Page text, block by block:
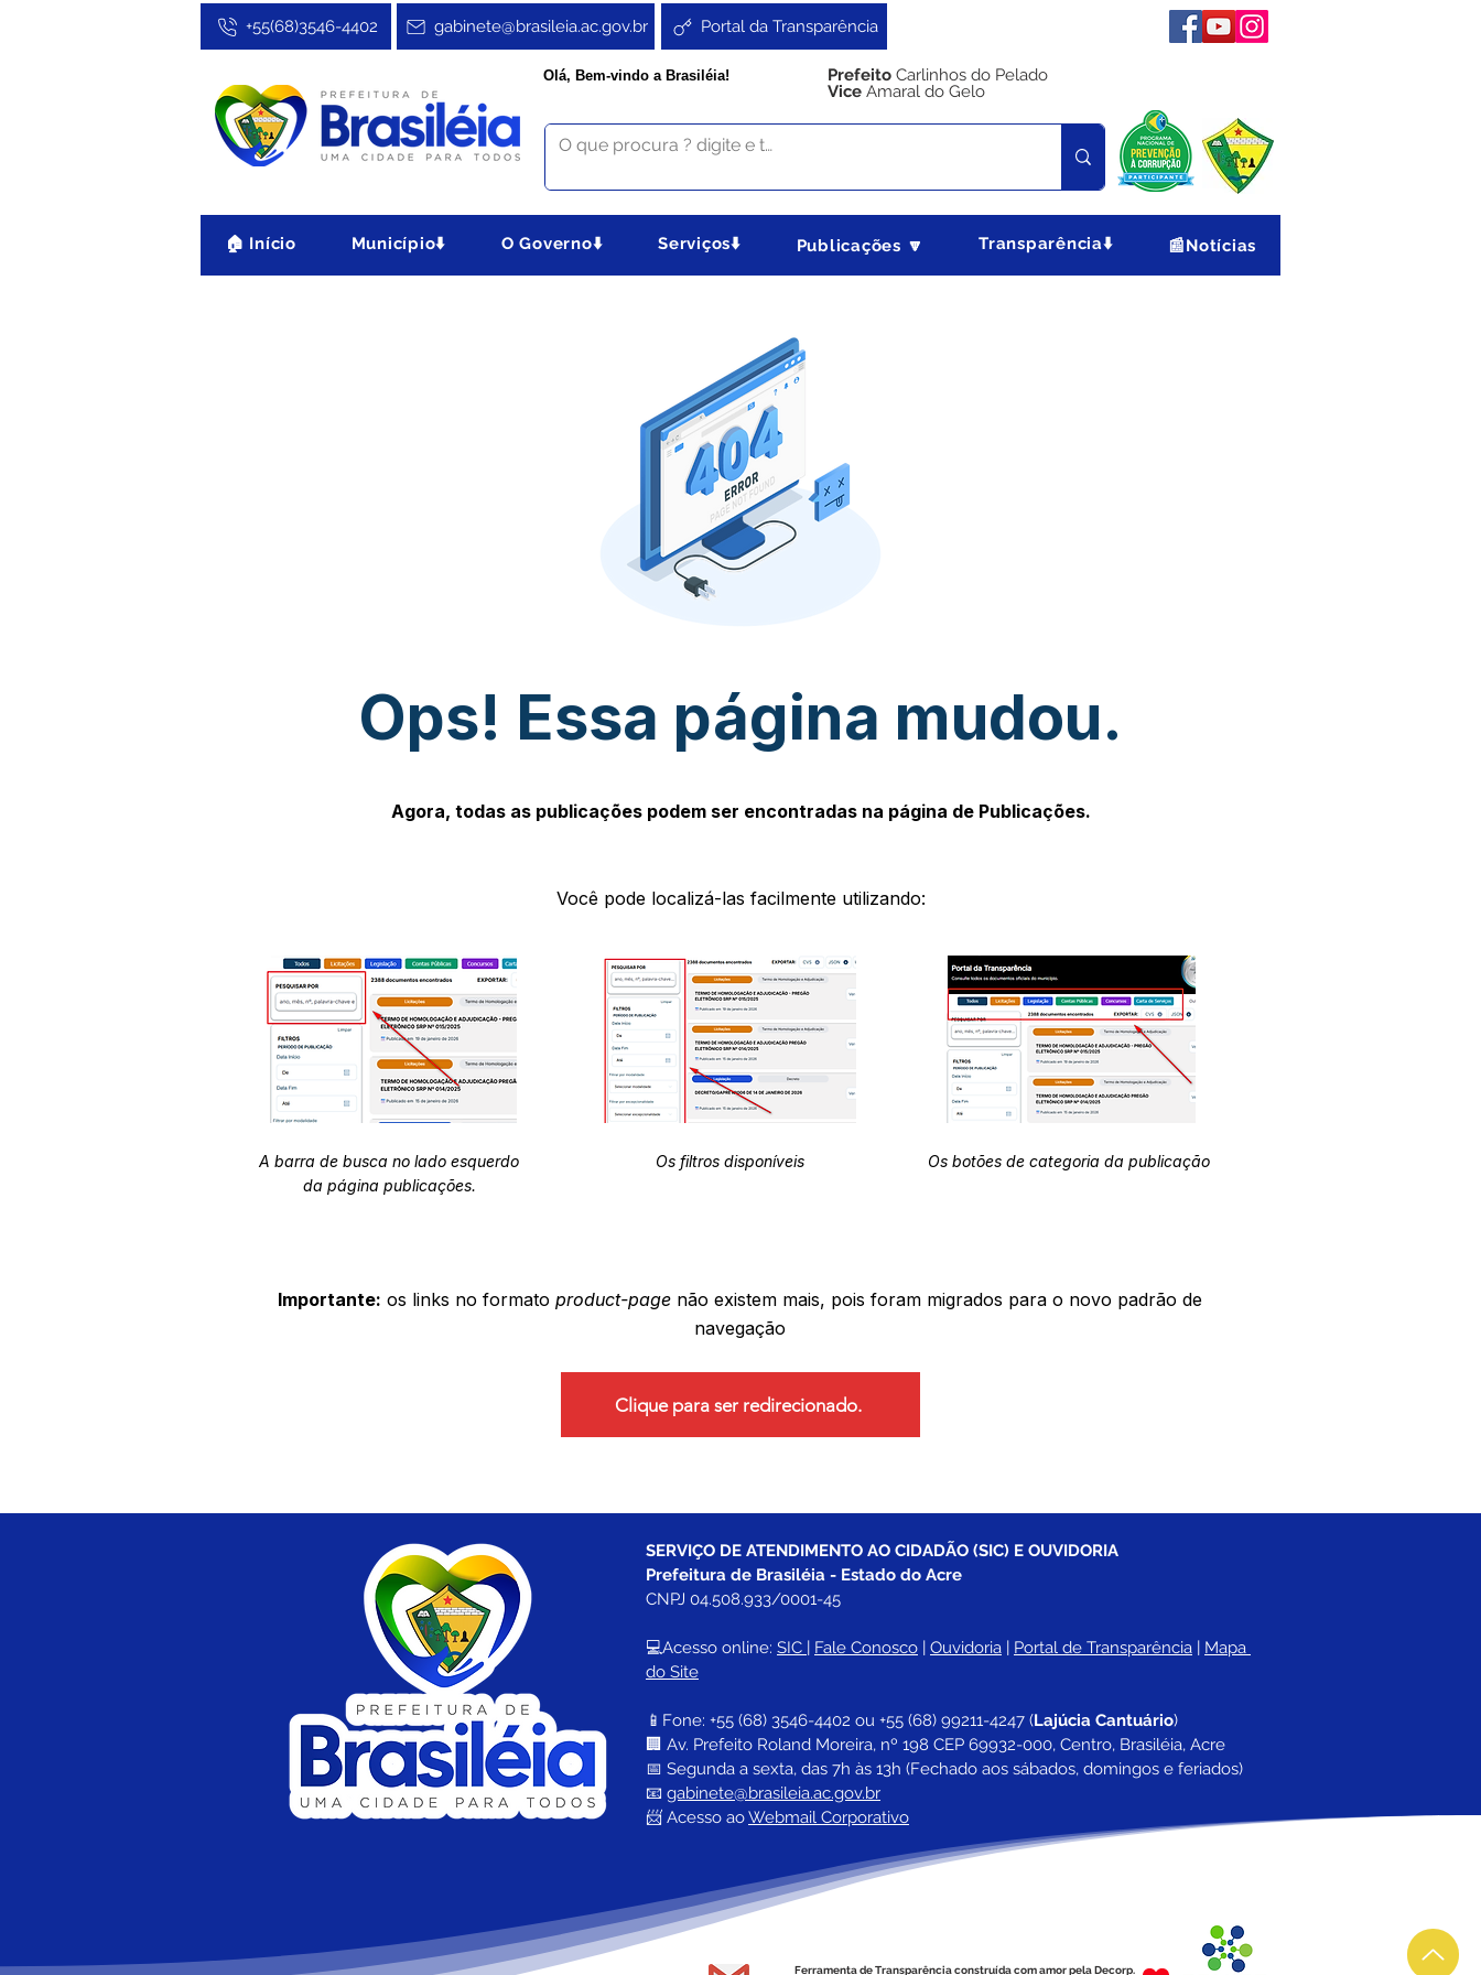
Portal da Transparência
gabinete@brasileia.ac.gov.br
+55(68)3546-4402
Olá, Bem-vindo a Brasiléia! Prefeito Carlinhos do Pelado
Vice Amaral do Gelo
🏠 Início Município⬇️ O Governo⬇️ Serviços⬇️ Publicações 🔽 Transparência⬇️ 📰Notícias
Ops! Essa página mudou.
Agora, todas as publicações podem ser encontradas na página de Publicações.
Você pode localizá-las facilmente utilizando:
A barra de busca no lado esquerdo
da página publicações.
Os filtros disponíveis Os botões de categoria da publicação
Importante: os links no formato product-page não existem mais, pois foram migrados para o novo padrão de
navegação
Clique para ser redirecionado.
SERVIÇO DE ATENDIMENTO AO CIDADÃO (SIC) E OUVIDORIA
Prefeitura de Brasiléia - Estado do Acre
CNPJ 04.508.933/0001-45
💻Acesso online: SIC | Fale Conosco | Ouvidoria | Portal de Transparência | Mapa
do Site
📱Fone: +55 (68) 3546-4402 ou +55 (68) 99211-4247 (Lajúcia Cantuário)
🏢 Av. Prefeito Roland Moreira, nº 198 CEP 69932-000, Centro, Brasiléia, Acre
📅 Segunda a sexta, das 7h às 13h (Fechado aos sábados, domingos e feriados)
📧 gabinete@brasileia.ac.gov.br
📨 Acesso ao Webmail Corporativo
Ferramenta de Transparência construída com amor pela Decorp.